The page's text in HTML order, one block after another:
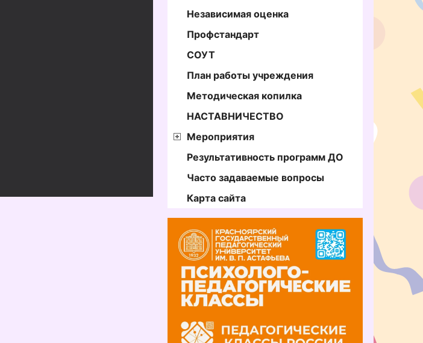
Независимая оценка
Профстандарт
СОУТ
План работы учреждения
Методическая копилка
НАСТАВНИЧЕСТВО
Мероприятия
Результативность программ ДО
Часто задаваемые вопросы
Карта сайта